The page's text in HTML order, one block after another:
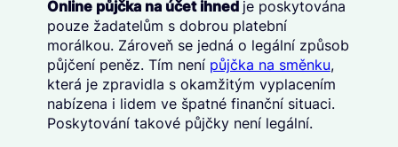
Online půjčka na účet ihned je poskytována
pouze žadatelům s dobrou platební
morálkou. Zároveň se jedná o legální způsob
půjčení peněz. Tím není půjčka na směnku,
která je zpravidla s okamžitým vyplacením
nabízena i lidem ve špatné finanční situaci.
Poskytování takové půjčky není legální.